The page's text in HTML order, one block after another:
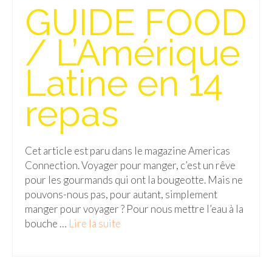
Isla del Sol
Lac Titicaca
Salar d’Uyuni
Chili
Paraguay
Pérou
Lac Titicaca
Machu Picchu
GUIDE FOOD
/ L’Amérique
Latine en 14
repas
Cet article est paru dans le magazine Americas
Connection. Voyager pour manger, c’est un rêve
pour les gourmands qui ont la bougeotte. Mais ne
pouvons-nous pas, pour autant, simplement
manger pour voyager ? Pour nous mettre l’eau à la
bouche … Lire la suite­­